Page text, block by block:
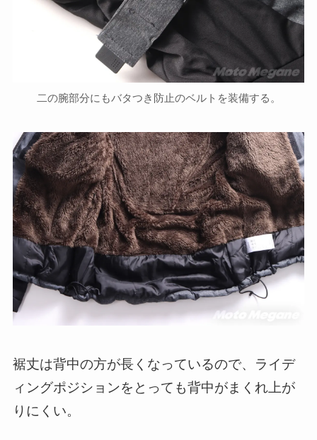
二の腕部分にもバタつき防止のベルトを装備する。
裾丈は背中の方が長くなっているので、ライデ
ィングポジションをとっても背中がまくれ上が
りにくい。